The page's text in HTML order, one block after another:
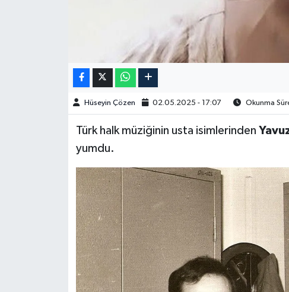
Hüseyin Çözen 02.05.2025 - 17:07 Okunma
Türk halk müziğinin usta isimlerinden
yumdu.
Teknoloji
Televizyon
Yaşam-Çevre